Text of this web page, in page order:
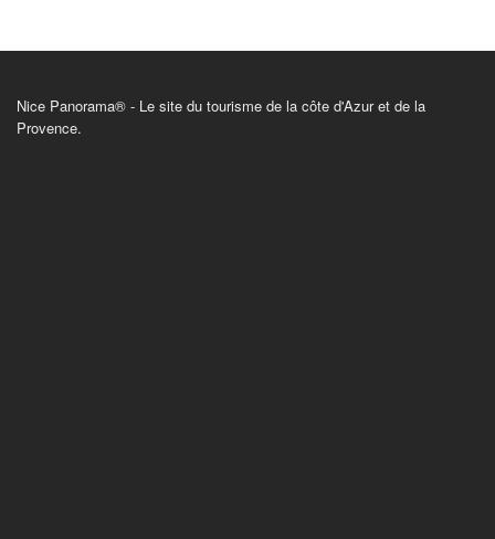
Nice Panorama® - Le site du tourisme de la côte d'Azur et de la
Provence.